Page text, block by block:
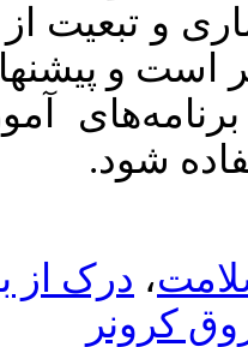
درمان افراد
می‌شود از
فردی
بیماری،